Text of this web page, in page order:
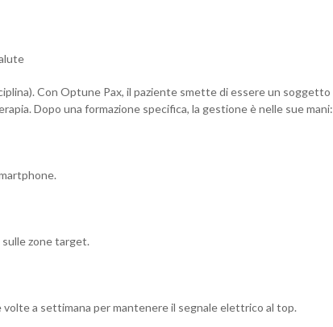
Con Optune Pax, il paziente smette di essere un soggetto
Dopo una formazione specifica, la gestione è nelle sue mani:
zone target.
a settimana per mantenere il segnale elettrico al top.